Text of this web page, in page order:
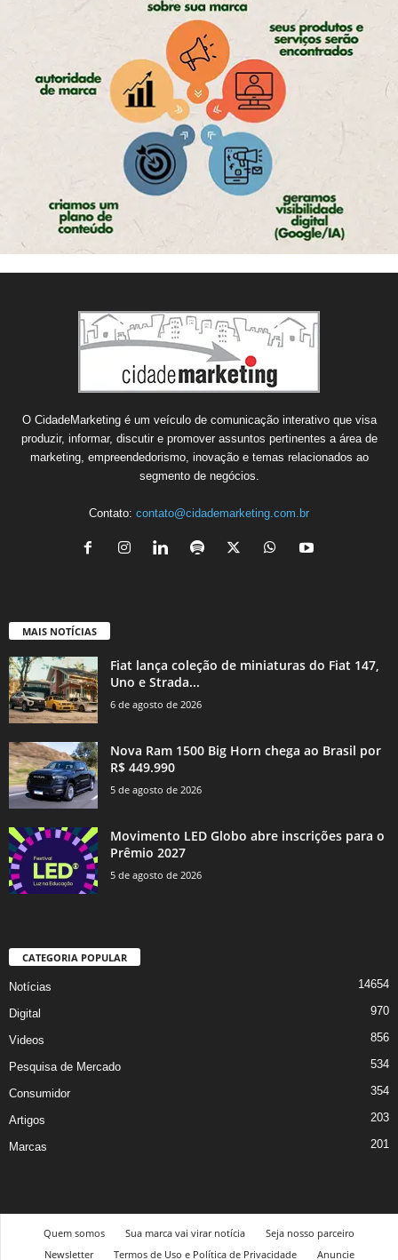
O CidadeMarketing é um veículo de comunicação interativo que visa
produzir, informar, discutir e promover assuntos pertinentes a área de
marketing, empreendedorismo, inovação e temas relacionados ao
segmento de negócios.
Contato: contato@cidademarketing.com.br
MAIS NOTÍCIAS
Fiat lança coleção de miniaturas do Fiat 147,
Uno e Strada...
6 de agosto de 2026
Nova Ram 1500 Big Horn chega ao Brasil por
R$ 449.990
5 de agosto de 2026
Movimento LED Globo abre inscrições para o
Prêmio 2027
5 de agosto de 2026
CATEGORIA POPULAR
Notícias 14654
Digital 970
Videos 856
Pesquisa de Mercado 534
Consumidor 354
Artigos 203
Marcas 201
Quem somos Sua marca vai virar notícia
Seja nosso parceiro
Newsletter
Termos de Uso e Política de Privacidade Anuncie